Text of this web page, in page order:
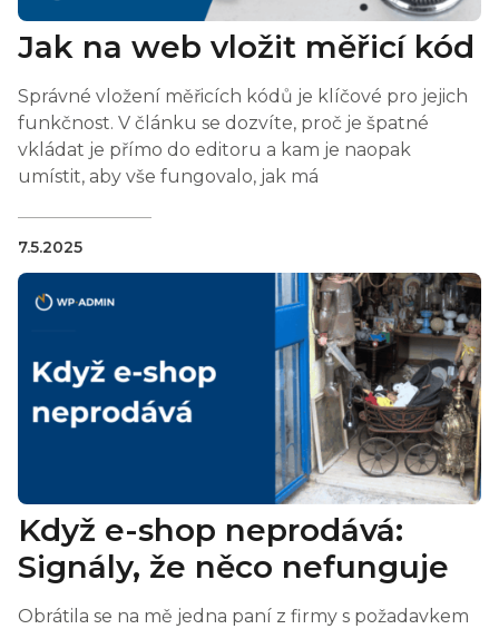
Jak na web vložit měřicí kód
Správné vložení měřicích kódů je klíčové pro jejich
funkčnost. V článku se dozvíte, proč je špatné
vkládat je přímo do editoru a kam je naopak
umístit, aby vše fungovalo, jak má
7.5.2025
Když e-shop neprodává:
Signály, že něco nefunguje
Obrátila se na mě jedna paní z firmy s požadavkem